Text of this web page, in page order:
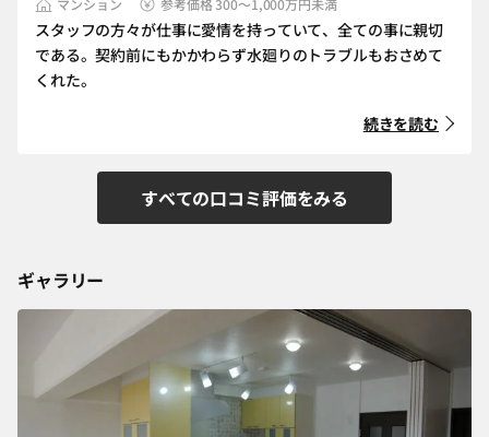
マンション 参考価格 300～1,000万円未満
スタッフの方々が仕事に愛情を持っていて、全ての事に親切
である。契約前にもかかわらず水廻りのトラブルもおさめて
くれた。
続きを読む
すべての口コミ評価をみる
ギャラリー